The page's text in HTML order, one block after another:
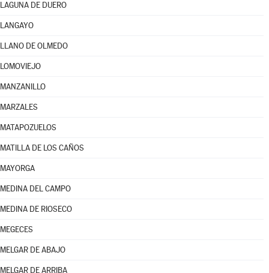
LAGUNA DE DUERO
LANGAYO
LLANO DE OLMEDO
LOMOVIEJO
MANZANILLO
MARZALES
MATAPOZUELOS
MATILLA DE LOS CAÑOS
MAYORGA
MEDINA DEL CAMPO
MEDINA DE RIOSECO
MEGECES
MELGAR DE ABAJO
MELGAR DE ARRIBA